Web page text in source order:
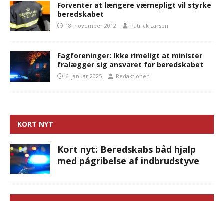
Forventer at længere værnepligt vil styrke
beredskabet
18. november 2012 Patrick Larsen
Fagforeninger: Ikke rimeligt at minister
fralægger sig ansvaret for beredskabet
6. januar 2025 Redaktionen
KORT NYT
Kort nyt: Beredskabs båd hjalp
med pågribelse af indbrudstyve